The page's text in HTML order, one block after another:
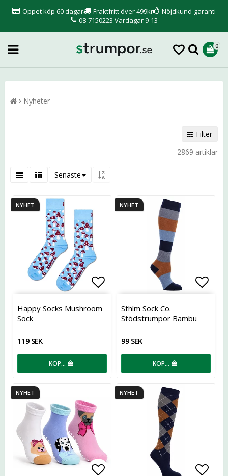
Öppet köp 60 dagar Fraktfritt över 499kr
Nöjdkund-garanti
08-7150223 Vardagar 9-13
0
Nyheter
Filter
2869 artiklar
Senaste
NYHET
Lägg till i favoritlistan
Happy Socks Mushroom
Sock
119 SEK
KÖP…
NYHET
Sthlm Sock Co.
Stödstrumpor Bambu
99 SEK
KÖP…
NYHET NYHET